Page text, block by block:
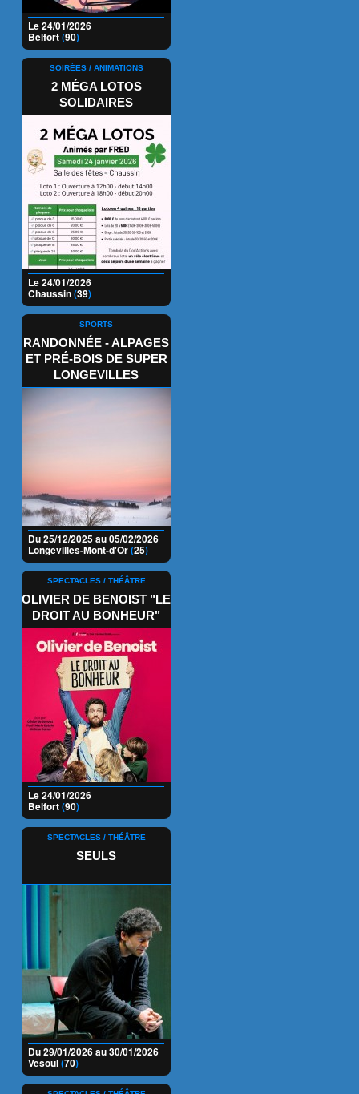
Le 24/01/2026
Belfort(90)
SOIRÉES / ANIMATIONS
2 MÉGA LOTOS
SOLIDAIRES
Le 24/01/2026
Chaussin(39)
SPORTS
RANDONNÉE - ALPAGES
ET PRÉ-BOIS DE SUPER
LONGEVILLES
Du 25/12/2025 au 05/02/2026
Longevilles-Mont-d'Or(25)
SPECTACLES / THÉÂTRE
OLIVIER DE BENOIST "LE
DROIT AU BONHEUR"
Le 24/01/2026
Belfort(90)
SPECTACLES / THÉÂTRE
SEULS
Du 29/01/2026 au 30/01/2026
Vesoul(70)